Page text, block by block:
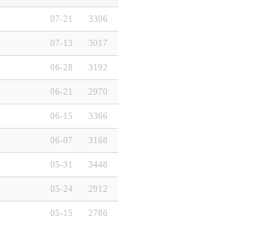
07-21 3306
07-13 3017
06-28 3192
06-21 2970
06-15 3366
06-07 3168
05-31 3448
05-24 2912
05-15 2786